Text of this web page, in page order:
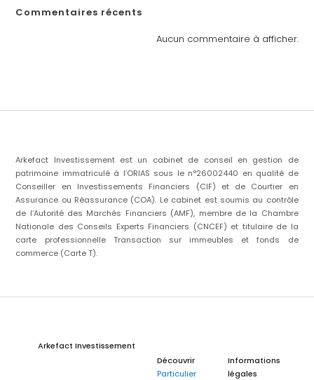
Commentaires récents
Aucun commentaire à afficher.
Arkefact Investissement est un cabinet de conseil en gestion de
patrimoine immatriculé à l’ORIAS sous le n°26002440 en qualité de
Conseiller en Investissements Financiers (CIF) et de Courtier en
Assurance ou Réassurance (COA). Le cabinet est soumis au contrôle
de l’Autorité des Marchés Financiers (AMF), membre de la Chambre
Nationale des Conseils Experts Financiers (CNCEF) et titulaire de la
carte professionnelle Transaction sur immeubles et fonds de
commerce (Carte T).
Arkefact Investissement
Découvrir
Particulier
Informations
légales